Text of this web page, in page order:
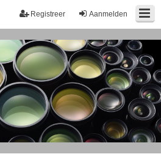
Aanmelden
Registreer